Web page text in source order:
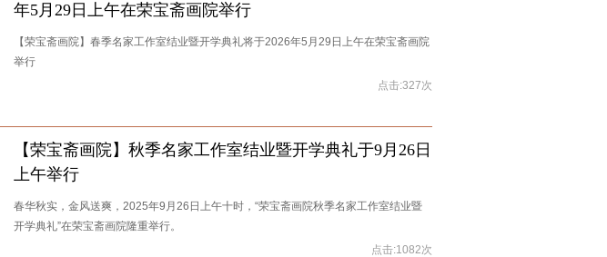
年5月29日上午在荣宝斋画院举行
【荣宝斋画院】春季名家工作室结业暨开学典礼将于2026年5月29日上午在荣宝斋画院
举行
点击:327次
【荣宝斋画院】秋季名家工作室结业暨开学典礼于9月26日
上午举行
春华秋实，金风送爽，2025年9月26日上午十时，“荣宝斋画院秋季名家工作室结业暨
开学典礼”在荣宝斋画院隆重举行。
点击:1082次